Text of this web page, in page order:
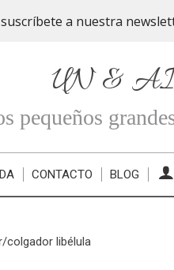
a nuestra
UN & AI
pequeños
CONTACTO BLOG
colgador libélula